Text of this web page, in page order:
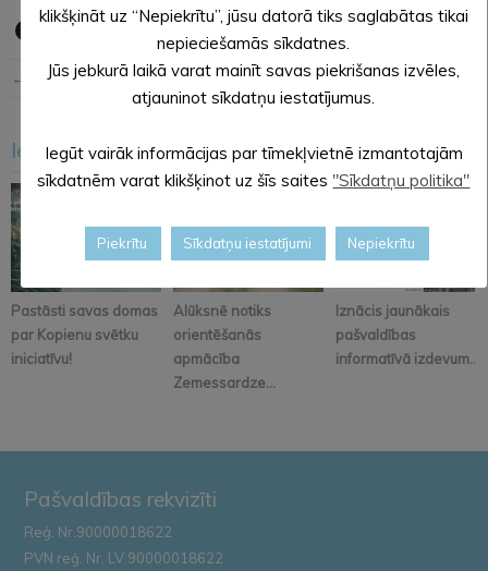
← Iepriekšējā ziņa Nākošā ziņa →
Iesakām arī šo
Pastāsti savas domas
par Kopienu svētku
iniciatīvu!
Alūksnē notiks
orientēšanās
apmācība
Zemessardze...
Iznācis jaunākais
pašvaldības
informatīvā izdevum...
< >
Pašvaldības rekvizīti
Reģ. Nr.90000018622
PVN reģ. Nr. LV 90000018622
klikšķināt uz “Nepiekrītu”, jūsu datorā tiks saglabātas tikai
nepieciešamās sīkdatnes.
Jūs jebkurā laikā varat mainīt savas piekrišanas izvēles,
atjauninot sīkdatņu iestatījumus.
Iegūt vairāk informācijas par tīmekļvietnē izmantotajām
sīkdatnēm varat klikšķinot uz šīs saites "Sīkdatņu politika"
Piekrītu Sīkdatņu iestatījumi Nepiekrītu